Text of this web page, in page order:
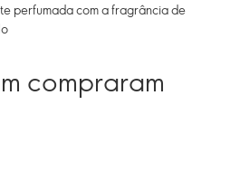
perfumada com a fragrância de
compraram